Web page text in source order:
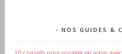
NOS GUIDES &